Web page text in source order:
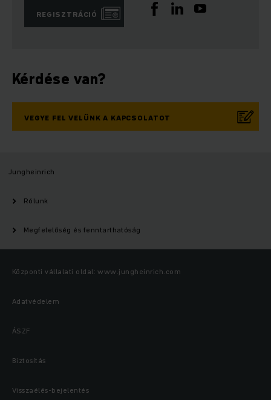
REGISZTRÁCIÓ
Kérdése van?
VEGYE FEL VELÜNK A KAPCSOLATOT
Jungheinrich
Rólunk
Megfelelőség és fenntarthatóság
Központi vállalati oldal: www.jungheinrich.com
Adatvédelem
ÁSZF
Biztosítás
Visszaélés-bejelentés